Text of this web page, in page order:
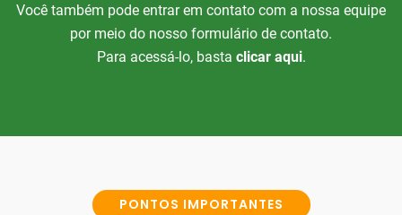
Você também pode entrar em contato com a nossa equipe
por meio do nosso formulário de contato.
Para acessá-lo, basta clicar aqui.
PONTOS IMPORTANTES